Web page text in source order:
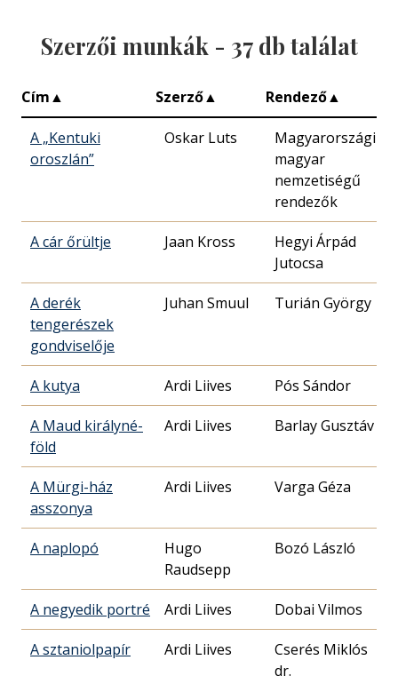
Szerzői munkák - 37db találat
Cím▲ Szerző▲ Rendező▲
A „Kentuki
oroszlán”
Oskar Luts
Magyarországi
magyar
nemzetiségű
rendezők
A cár őrültje Jaan Kross
Hegyi Árpád
Jutocsa
A derék
tengerészek
gondviselője
Juhan Smuul Turián György
A kutya Ardi Liives Pós Sándor
A Maud királyné-
föld
Ardi Liives Barlay Gusztáv
A Mürgi-ház
asszonya
Ardi Liives Varga Géza
A naplopó
Hugo
Raudsepp
Bozó László
A negyedik portré Ardi Liives Dobai Vilmos
A sztaniolpapír Ardi Liives
Cserés Miklós
dr.